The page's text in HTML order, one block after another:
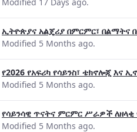
ኢትዮጵያና አልጄሪያ በምርምር፣ በልማትና
Modified 5 Months ago.
የ2026 የአፍሪካ የሳይንስ፣ ቴክኖሎጂ
Modified 5 Months ago.
የሳይንሳዊ ጥናትና ምርምር ሥራዎች
Modified 5 Months ago.